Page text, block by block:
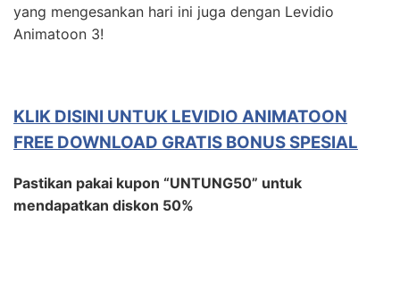
yang mengesankan hari ini juga dengan Levidio
Animatoon 3!
KLIK DISINI UNTUK LEVIDIO ANIMATOON
FREE DOWNLOAD GRATIS BONUS SPESIAL
Pastikan pakai kupon “UNTUNG50” untuk
mendapatkan diskon 50%